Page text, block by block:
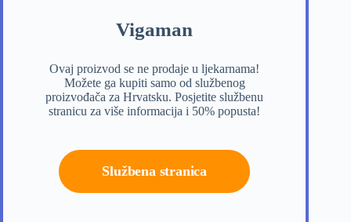
Vigaman
Ovaj proizvod se ne prodaje u ljekarnama!
Možete ga kupiti samo od službenog
proizvođača za Hrvatsku. Posjetite službenu
stranicu za više informacija i 50% popusta!
Službena stranica